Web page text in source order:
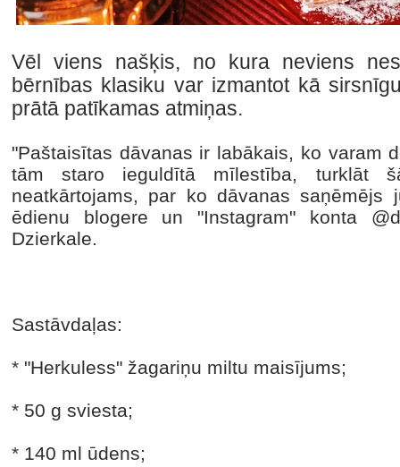
Vēl viens našķis, no kura neviens
bērnības klasiku var izmantot kā
prātā patīkamas atmiņas.
"Paštaisītas dāvanas ir labākais, ko varam
tām staro ieguldītā mīlestība, turklāt
neatkārtojams, par ko dāvanas
ēdienu blogere un "Instagram" konta
Dzierkale.
Sastāvdaļas:
* "Herkuless" žagariņu miltu maisījums;
* 50 g sviesta;
* 140 ml ūdens;